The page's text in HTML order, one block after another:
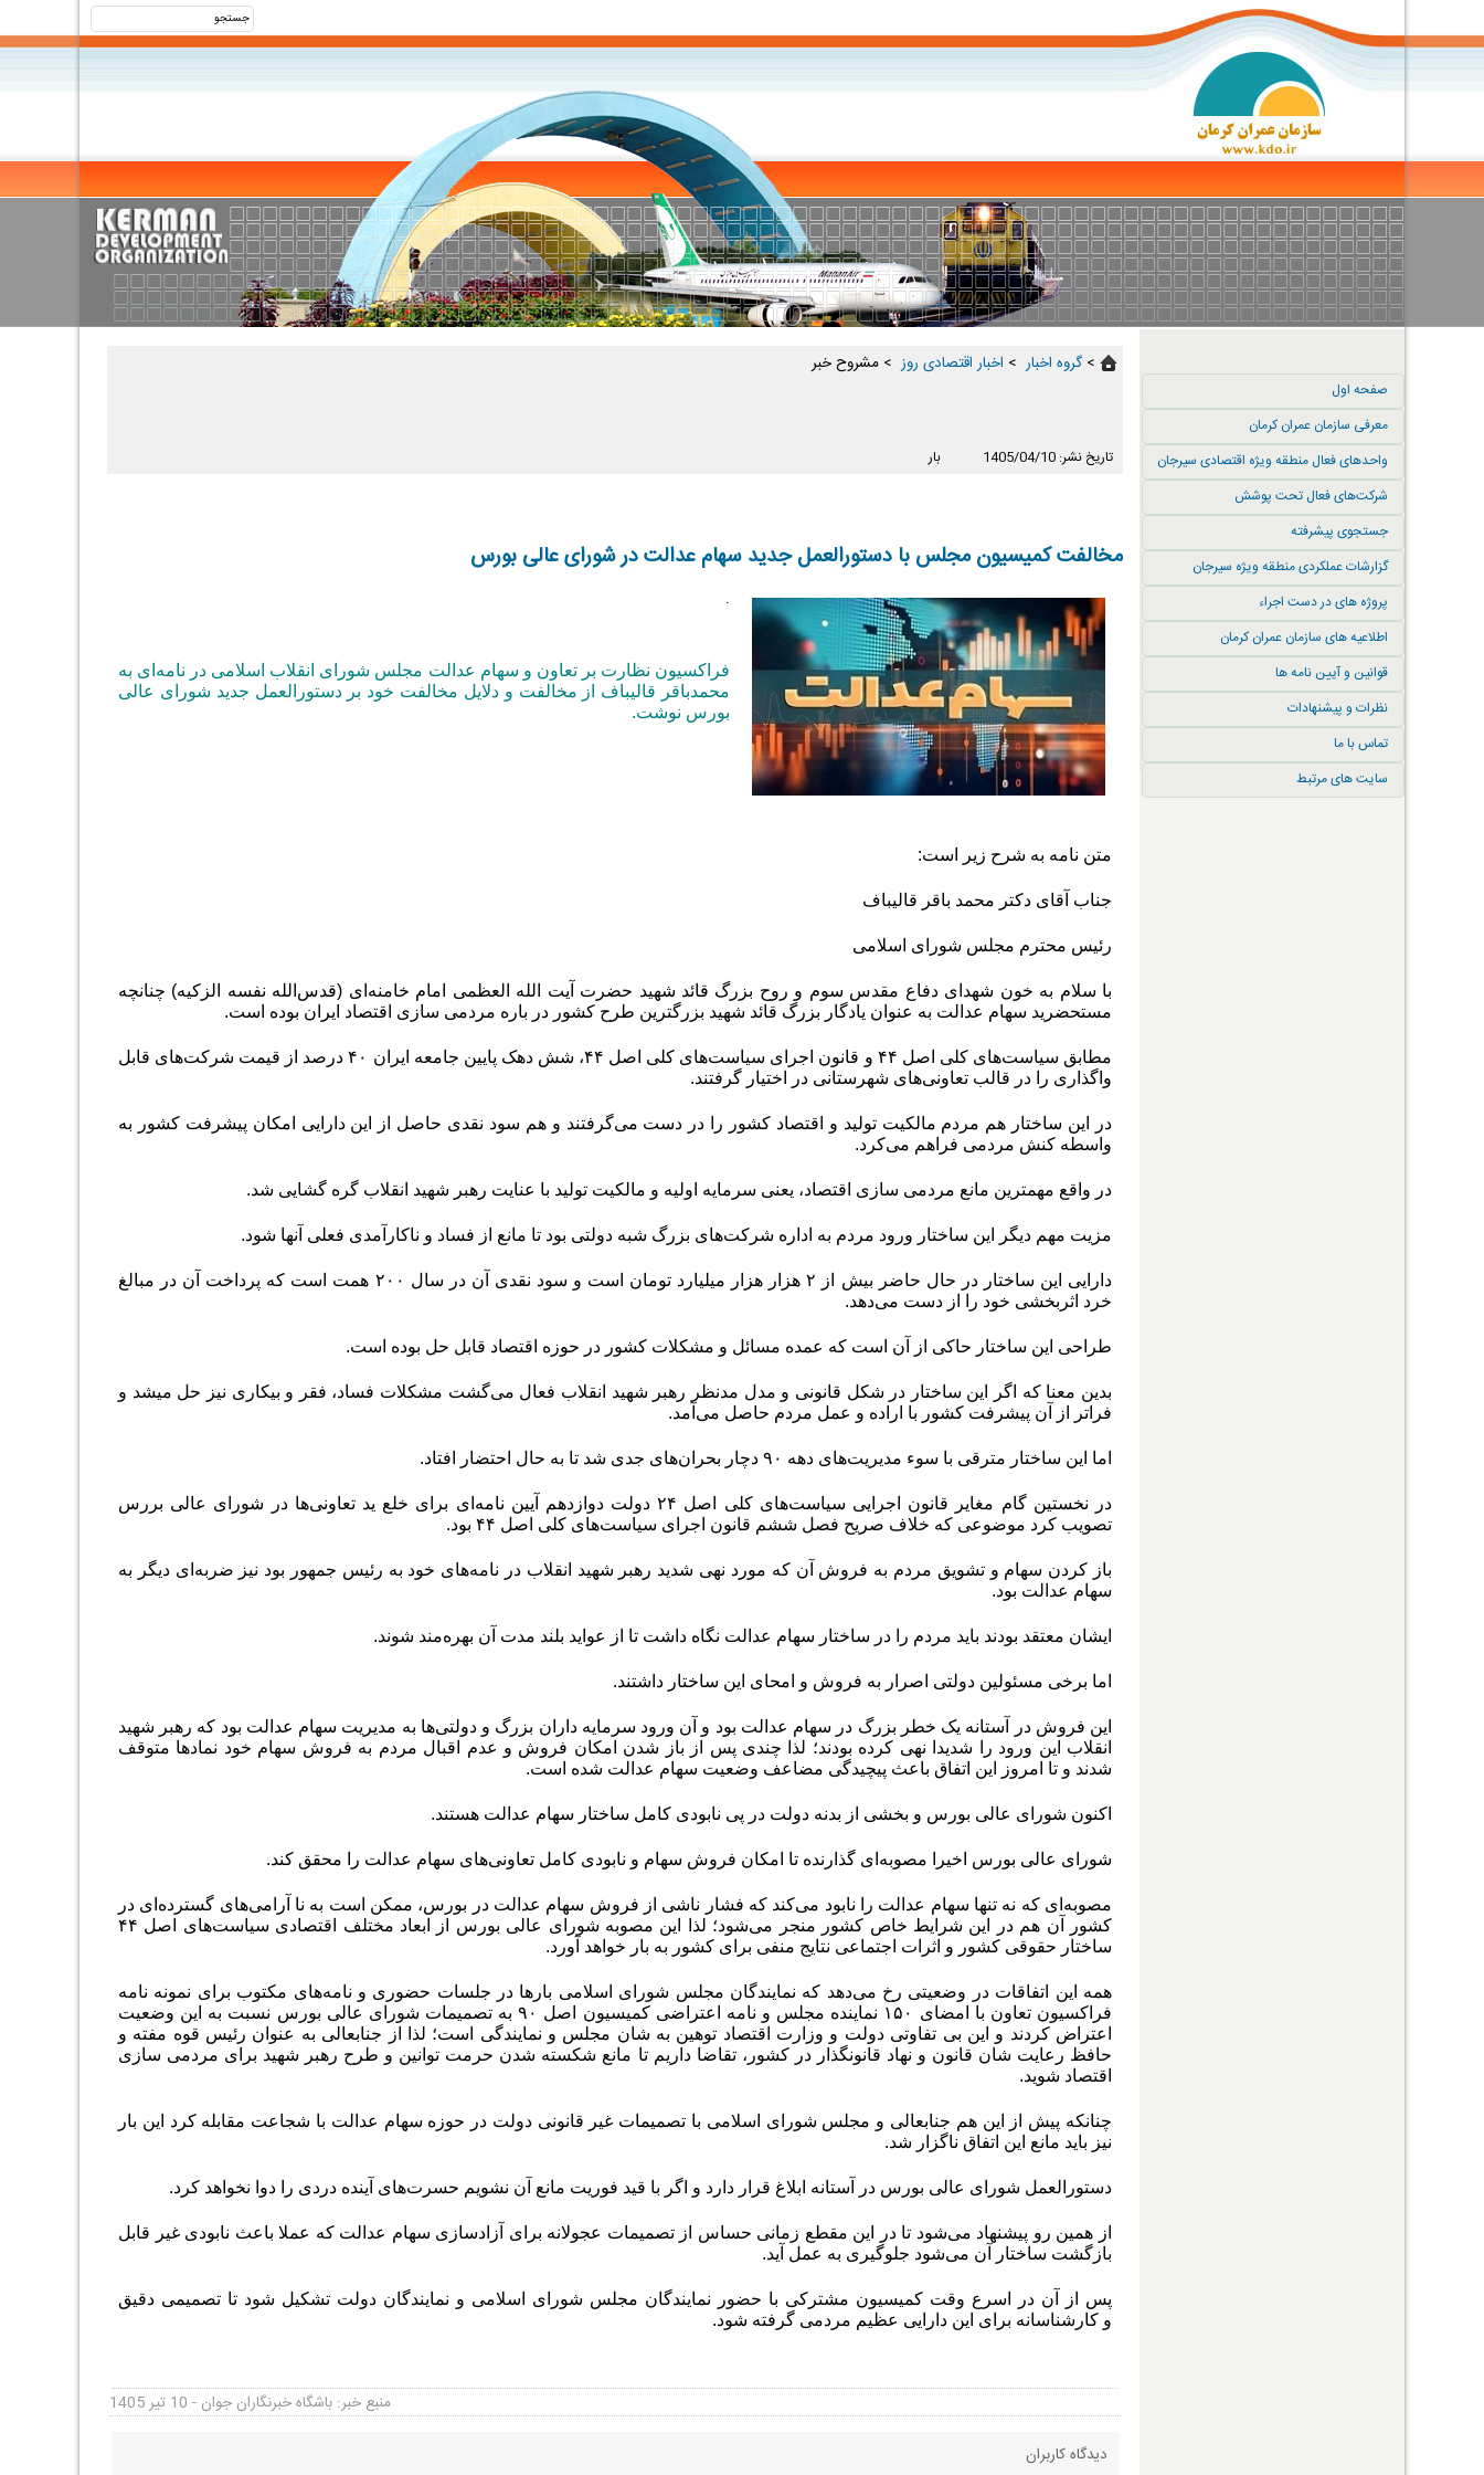
صفحه اول
معرفی سازمان عمران کرمان
واحدهای فعال منطقه ویژه اقتصادی سیرجان
شرکت‌های فعال تحت پوشش
جستجوی پیشرفته
گزارشات عملکردی منطقه ویژه سیرجان
پروژه های در دست اجراء
اطلاعیه های سازمان عمران کرمان
قوانین و آیین نامه ها
نظرات و پیشنهادات
تماس با ما
سایت های مرتبط
>گروه اخبار ‏ > اخبار اقتصادی روز ‏ > مشروح خبر
تاریخ نشر: 1405/04/10 بار
مخالفت کمیسیون مجلس با دستورالعمل جدید سهام عدالت در شورای عالی بورس
.
فراکسیون نظارت بر تعاون و سهام عدالت مجلس شورای انقلاب اسلامی در نامه‌ای به
محمدباقر قالیباف از مخالفت و دلایل مخالفت خود بر دستورالعمل جدید شورای عالی
بورس نوشت.
متن نامه به شرح زیر است:
جناب آقای دکتر محمد باقر قالیباف
رئیس محترم مجلس شورای اسلامی
با سلام به خون شهدای دفاع مقدس سوم و روح بزرگ قائد شهید حضرت آیت الله العظمی امام خامنه‌ای (قدس‌الله نفسه الزکیه) چنانچه
مستحضرید سهام عدالت به عنوان یادگار بزرگ قائد شهید بزرگترین طرح کشور در باره مردمی سازی اقتصاد ایران بوده است.
مطابق سیاست‌های کلی اصل ۴۴ و قانون اجرای سیاست‌های کلی اصل ۴۴، شش دهک پایین جامعه ایران ۴۰ درصد از قیمت شرکت‌های قابل
واگذاری را در قالب تعاونی‌های شهرستانی در اختیار گرفتند.
در این ساختار هم مردم مالکیت تولید و اقتصاد کشور را در دست می‌گرفتند و هم سود نقدی حاصل از این دارایی امکان پیشرفت کشور به
واسطه کنش مردمی فراهم می‌کرد.
در واقع مهمترین مانع مردمی سازی اقتصاد، یعنی سرمایه اولیه و مالکیت تولید با عنایت رهبر شهید انقلاب گره گشایی شد.
مزیت مهم دیگر این ساختار ورود مردم به اداره شرکت‌های بزرگ شبه دولتی بود تا مانع از فساد و ناکارآمدی فعلی آنها شود.
دارایی این ساختار در حال حاضر بیش از ۲ هزار هزار میلیارد تومان است و سود نقدی آن در سال ۲۰۰ همت است که پرداخت آن در مبالغ
خرد اثربخشی خود را از دست می‌دهد.
طراحی این ساختار حاکی از آن است که عمده مسائل و مشکلات کشور در حوزه اقتصاد قابل حل بوده است.
بدین معنا که اگر این ساختار در شکل قانونی و مدل مدنظر رهبر شهید انقلاب فعال می‌گشت مشکلات فساد، فقر و بیکاری نیز حل میشد و
فراتر از آن پیشرفت کشور با اراده و عمل مردم حاصل می‌آمد.
اما این ساختار مترقی با سوء مدیریت‌های دهه ۹۰ دچار بحران‌های جدی شد تا به حال احتضار افتاد .
در نخستین گام مغایر قانون اجرایی سیاست‌های کلی اصل ۲۴ دولت دوازدهم آیین نامه‌ای برای خلع ید تعاونی‌ها در شورای عالی بررس
تصویب کرد موضوعی که خلاف صریح فصل ششم قانون اجرای سیاست‌های کلی اصل ۴۴ بود
.
باز کردن سهام و تشویق مردم به فروش آن که مورد نهی شدید رهبر شهید انقلاب در نامه‌های خود به رئیس جمهور بود نیز ضربه‌ای دیگر به
سهام عدالت بود.
ایشان معتقد بودند باید مردم را در ساختار سهام عدالت نگاه داشت تا از عواید بلند مدت آن بهره‌مند شوند.
اما برخی مسئولین دولتی اصرار به فروش و امحای این ساختار داشتند.
این فروش در آستانه یک خطر بزرگ در سهام عدالت بود و آن ورود سرمایه داران بزرگ و دولتی‌ها به مدیریت سهام عدالت بود که رهبر شهید
انقلاب این ورود را شدیدا نهی کرده بودند؛ لذا چندی پس از باز شدن امکان فروش و عدم اقبال مردم به فروش سهام خود نماد‌ها متوقف
شدند و تا امروز این اتفاق باعث پیچیدگی مضاعف وضعیت سهام عدالت شده است.
اکنون شورای عالی بورس و بخشی از بدنه دولت در پی نابودی کامل ساختار سهام عدالت هستند.
شورای عالی بورس اخیرا مصوبه‌ای گذارنده تا امکان فروش سهام و نابودی کامل تعاونی‌های سهام عدالت را محقق کند.
مصوبه‌ای که نه تنها سهام عدالت را نابود می‌کند که فشار ناشی از فروش سهام عدالت در بورس، ممکن است به نا آرامی‌های گسترده‌ای در
کشور آن هم در این شرایط خاص کشور منجر می‌شود؛ لذا این مصوبه شورای عالی بورس از ابعاد مختلف اقتصادی سیاست‌های اصل ۴۴
ساختار حقوقی کشور و اثرات اجتماعی نتایج منفی برای کشور به بار خواهد آورد.
همه این اتفاقات در وضعیتی رخ می‌دهد که نمایندگان مجلس شورای اسلامی بار‌ها در جلسات حضوری و نامه‌های مکتوب برای نمونه نامه
فراکسیون تعاون با امضای ۱۵۰ نماینده مجلس و نامه اعتراضی کمیسیون اصل ۹۰ به تصمیمات شورای عالی بورس نسبت به این وضعیت
اعتراض کردند و این بی تفاوتی دولت و وزارت اقتصاد توهین به شان مجلس و نمایندگی است؛ لذا از جنابعالی به عنوان رئیس قوه مفته و
حافظ رعایت شان قانون و نهاد قانونگذار در کشور، تقاضا داریم تا مانع شکسته شدن حرمت توانین و طرح رهبر شهید برای مردمی سازی
اقتصاد شوید.
چنانکه پیش از این هم جنابعالی و مجلس شورای اسلامی با تصمیمات غیر قانونی دولت در حوزه سهام عدالت با شجاعت مقابله کرد این بار
نیز باید مانع این اتفاق ناگزار شد.
دستورالعمل شورای عالی بورس در آستانه ابلاغ قرار دارد و اگر با قید فوریت مانع آن نشویم حسرت‌های آینده دردی را دوا نخواهد کرد.
از همین رو پیشنهاد می‌شود تا در این مقطع زمانی حساس از تصمیمات عجولانه برای آزادسازی سهام عدالت که عملا باعث نابودی غیر قابل
بازگشت ساختار آن می‌شود جلوگیری به عمل آید.
پس از آن در اسرع وقت کمیسیون مشترکی با حضور نمایندگان مجلس شورای اسلامی و نمایندگان دولت تشکیل شود تا تصمیمی دقیق
و کارشناسانه برای این دارایی عظیم مردمی گرفته شود.
منبع خبر: باشگاه خبرنگاران جوان - 10 تیر 1405
دیدگاه کاربران